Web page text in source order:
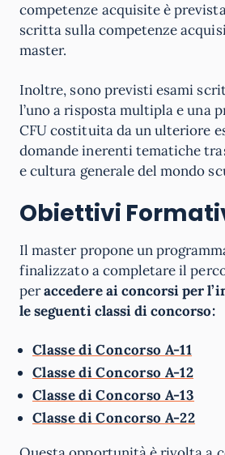
competenze acquisite è
scritta sulla competenze
master.
Inoltre, sono previsti esami
l’uno a risposta multipla e una
CFU costituita da un ulteriore
domande inerenti tematiche
e cultura generale del mondo
Obiettivi
Il master propone un
finalizzato a completare il
peraccedere ai concorsi per
le seguenti classi di concorso:
Classe di Concorso A-11
Classe di Concorso A-12
Classe di Concorso A-13
Classe di Concorso A-22